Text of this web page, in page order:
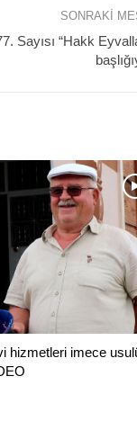
SONRAKI
Sayısı “Hakk
hizmetleri imece